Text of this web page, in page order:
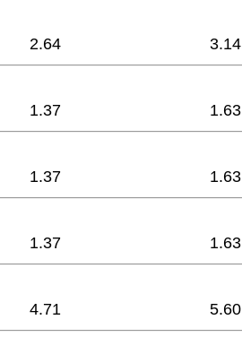
2.64 3.14
1.37 1.63
1.37 1.63
1.37 1.63
4.71 5.60